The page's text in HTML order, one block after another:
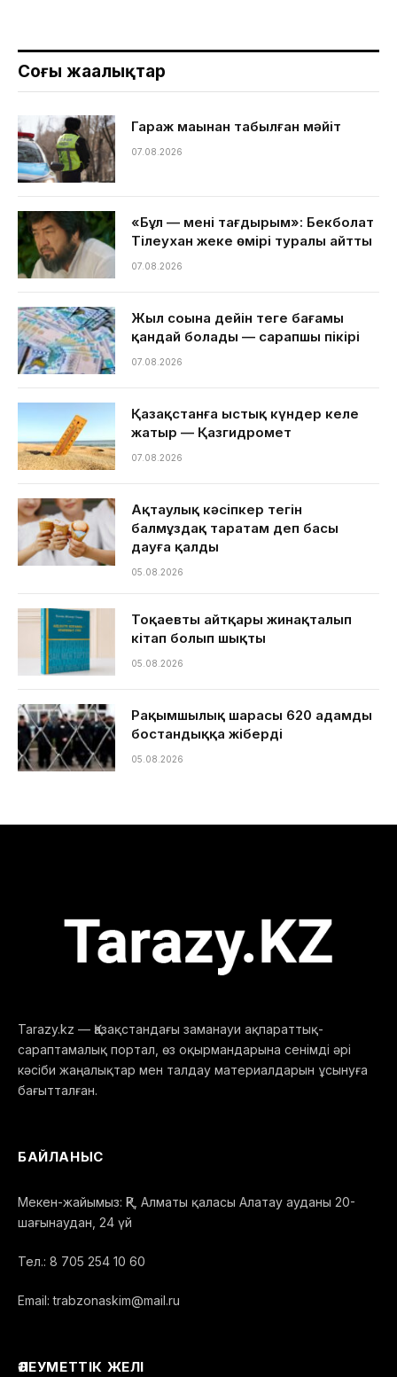
Соңғы жаңалықтар
Гараж маңынан табылған мәйіт
07.08.2026
«Бұл — менің тағдырым»: Бекболат
Тілеухан жеке өмірі туралы айтты
07.08.2026
Жыл соңына дейін теңге бағамы
қандай болады — сарапшы пікірі
07.08.2026
Қазақстанға ыстық күндер келе
жатыр — Қазгидромет
07.08.2026
Ақтаулық кәсіпкер тегін
балмұздақ таратам деп басы
дауға қалды
05.08.2026
Тоқаевтың айтқары жинақталып
кітап болып шықты
05.08.2026
Рақымшылық шарасы 620 адамды
бостандыққа жіберді
05.08.2026
Tarazy.kz — Қазақстандағы заманауи ақпараттық-
сараптамалық портал, өз оқырмандарына сенімді әрі
кәсіби жаңалықтар мен талдау материалдарын ұсынуға
бағытталған.
БАЙЛАНЫС
Мекен-жайымыз: ҚР, Алматы қаласы Алатау ауданы 20-
шағынаудан, 24 үй
Тел.: 8 705 254 10 60
Email: trabzonaskim@mail.ru
ӘЛЕУМЕТТІК ЖЕЛІ